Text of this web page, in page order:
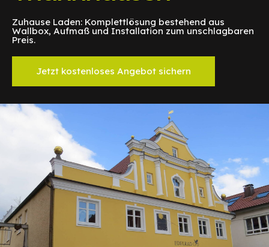
Zuhause Laden: Komplettlösung bestehend aus
Wallbox, Aufmaß und Installation zum unschlagbaren
Preis.
Jetzt kostenloses Angebot sichern